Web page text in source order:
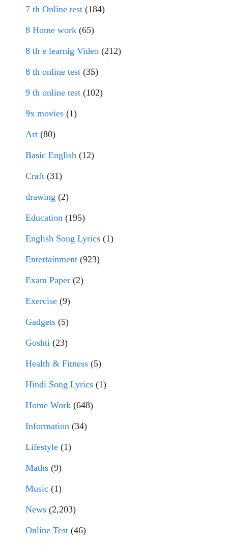
7 th Online test (184)
8 Home work (65)
8 th e learnig Video (212)
8 th online test (35)
9 th online test (102)
9x movies (1)
Art (80)
Basic English (12)
Craft (31)
drawing (2)
Education (195)
English Song Lyrics (1)
Entertainment (923)
Exam Paper (2)
Exercise (9)
Gadgets (5)
Goshti (23)
Health & Fitness (5)
Hindi Song Lyrics (1)
Home Work (648)
Information (34)
Lifestyle (1)
Maths (9)
Music (1)
News (2,203)
Online Test (46)